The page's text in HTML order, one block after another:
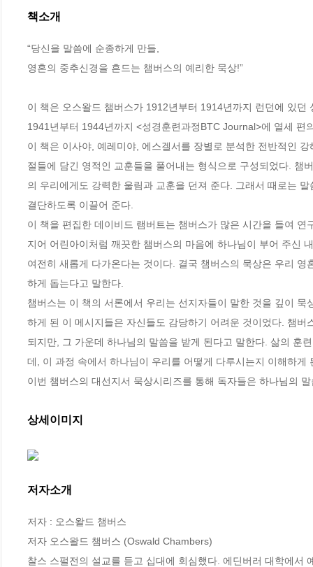
책소개
“당신을 말씀에 순종하게 만들,
영혼의 중추신경을 흔드는 챔버스의 예리한 묵상!”
이 책은 오스왈드 챔버스가 1912년부터 1914년까지 런던에 있
1941년부터 1944년까지 <성경훈련과정BTC Journal>에 열세 편
이 책은 이사야, 예레미야, 에스겔서를 장별로 분석한 전반적인
절들에 담긴 영적인 교훈들을 풀어내는 형식으로 구성되었다. 챔
의 우리에게도 강력한 울림과 교훈을 던져 준다. 그래서 때로는
결단하도록 이끌어 준다.
이 책을 편집한 데이비드 램버트는 챔버스가 많은 시간을 들여
지어 어린아이처럼 깨끗한 챔버스의 마음에 하나님이 부어 주신
여전히 새롭게 다가온다는 것이다. 결국 챔버스의 묵상은 우리
하게 돕는다고 말한다.
챔버스는 이 책의 서론에서 우리는 선지자들이 말한 것을 깊이
하게 된 이 메시지들은 자신들도 감당하기 어려운 것이었다. 챔
되지만, 그 가운데 하나님의 말씀을 받게 된다고 말한다. 삶의 훈
데, 이 과정 속에서 하나님이 우리를 어떻게 다루시는지 이해하게
이번 챔버스의 대선지서 묵상시리즈를 통해 독자들은 하나님의
상세이미지
저자소개
저자 : 오스왈드 챔버스
저자 오스왈드 챔버스 (Oswald Chambers)
찰스 스펄전의 설교를 듣고 십대에 회심했다. 에딘버러 대학에서